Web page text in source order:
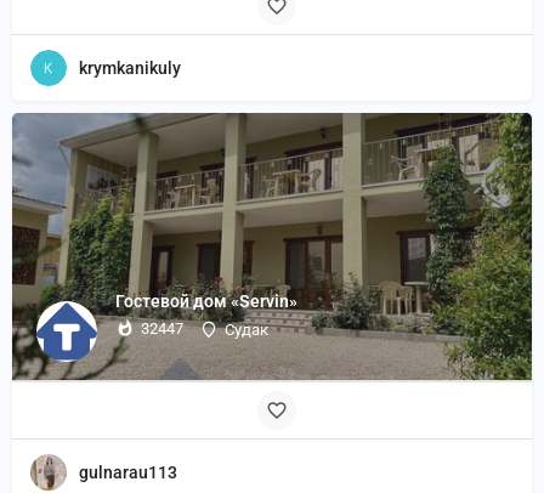
krymkanikuly
Гостевой дом «Servin»
32447 Судак
gulnarau113